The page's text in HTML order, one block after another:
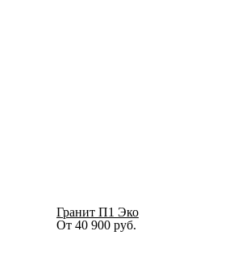
Гранит П1 Эко
От 40 900 руб.